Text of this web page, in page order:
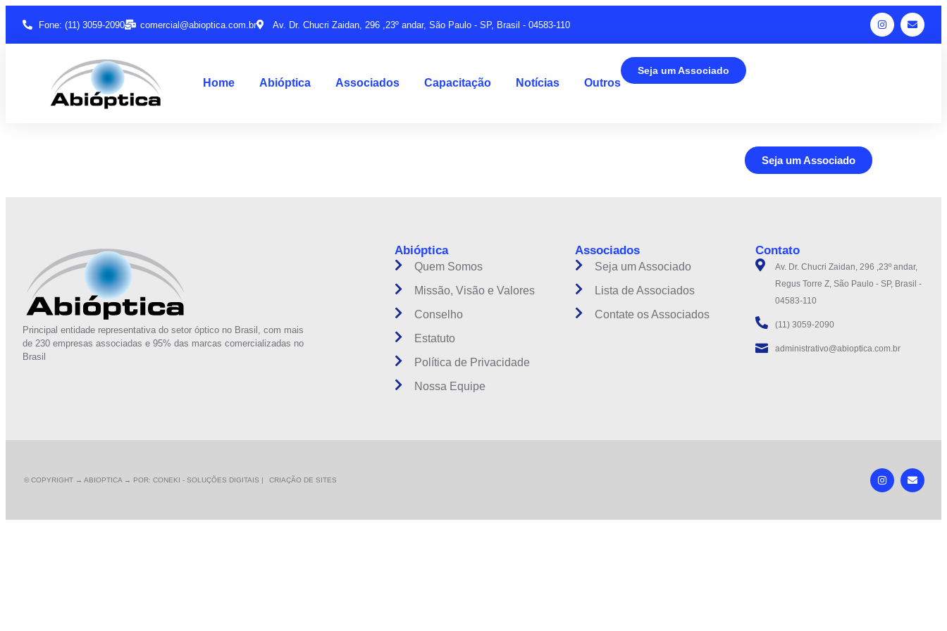
Fone: (11) 3059-2090 comercial@abioptica.com.br Av. Dr. Chucri Zaidan, 296 ,23º andar, São Paulo - SP, Brasil - 04583-110
Home Abióptica Associados Capacitação Notícias Outros
Seja um Associado
Seja um Associado
Principal entidade representativa do setor óptico no Brasil, com mais
de 230 empresas associadas e 95% das marcas comercializadas no
Brasil
Abióptica
Quem Somos
Missão, Visão e Valores
Conselho
Estatuto
Política de Privacidade
Nossa Equipe
Associados
Seja um Associado
Lista de Associados
Contate os Associados
Contato
Av. Dr. Chucri Zaidan, 296 ,23º andar,
Regus Torre Z, São Paulo - SP, Brasil -
04583-110
(11) 3059-2090
administrativo@abioptica.com.br
© COPYRIGHT → ABIOPTICA → POR: CONEKI - SOLUÇÕES DIGITAIS | CRIAÇÃO DE SITES